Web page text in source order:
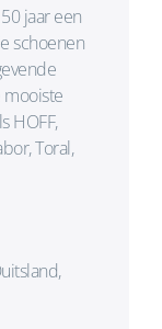
jaar een
schoenen
mooiste
HOFF,
Toral,